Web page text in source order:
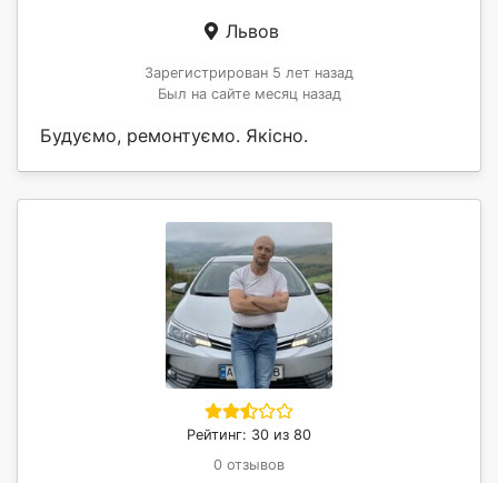
Львов
Зарегистрирован 5 лет назад
Был на сайте месяц назад
Будуємо, ремонтуємо. Якісно.
Рейтинг: 30 из 80
0 отзывов